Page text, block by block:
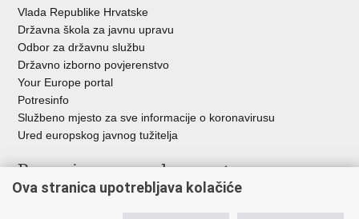
Vlada Republike Hrvatske
Državna škola za javnu upravu
Odbor za državnu službu
Državno izborno povjerenstvo
Your Europe portal
Potresinfo
Službeno mjesto za sve informacije o koronavirusu
Ured europskog javnog tužitelja
Poveznice pravosudnog sustava
Ova stranica upotrebljava kolačiće